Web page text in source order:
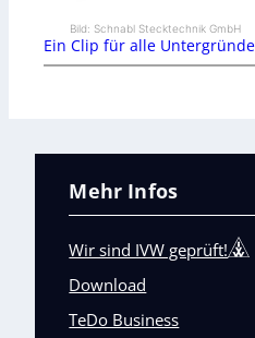
Bild: Schnabl Stecktechnik GmbH
Ein Clip für alle Untergründe
Mehr Infos
Wir sind IVW geprüft!
Download
TeDo Business